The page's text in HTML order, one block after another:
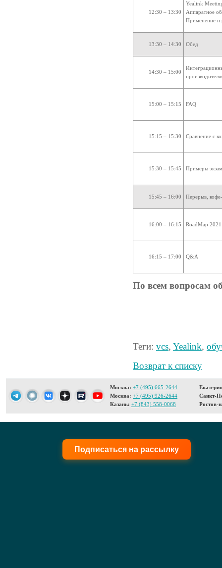
12:30 – 13:30
Yealink
Аппаратное
Применение и
13:30 – 14:30 Обед
14:30 – 15:00
15:00 – 15:15 FAQ
15:15 – 15:30 Сравнение с
15:30 – 15:45 Примеры
15:45 – 16:00 Перерыв,
16:00 – 16:15 RoadMap 2021
16:15 – 17:00 Q&A
По всем вопросам
Теги: vcs, Yealink,
Возврат к списку
Москва: +7 (495) 665-2644
Москва: +7 (495) 926-2644
Казань: +7 (843) 558-0068
Санкт-
Ростов-
Подписаться на рассылку